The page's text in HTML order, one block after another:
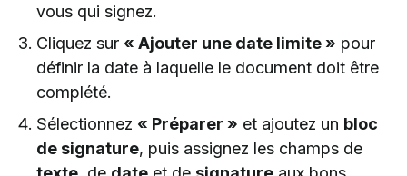
vous qui signez.
Cliquez sur « Ajouter une date limite » pour
définir la date à laquelle le document doit être
complété.
Sélectionnez « Préparer » et ajoutez un bloc
de signature, puis assignez les champs de